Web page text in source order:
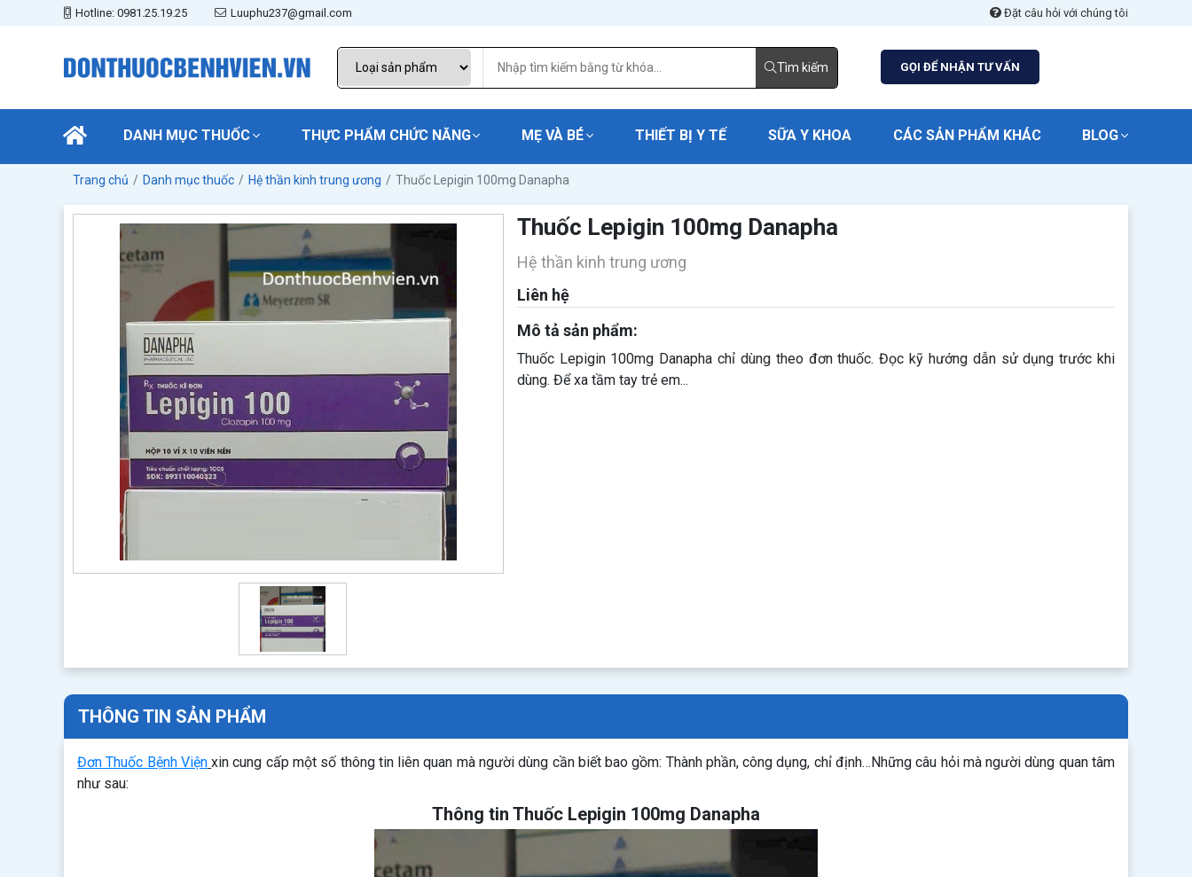
Hotline: 0981.25.19.25 Luuphu237@gmail.com Đặt câu hỏi với chúng tôi
Tìm kiếm GỌI ĐỂ NHẬN TƯ VẤN
DANH MỤC THUỐC THỰC PHẨM CHỨC NĂNG MẸ VÀ BÉ THIẾT BỊ Y TẾ SỮA Y KHOA CÁC SẢN PHẨM KHÁC BLOG
Trang chủ Danh mục thuốc Hệ thần kinh trung ương Thuốc Lepigin 100mg Danapha
Thuốc Lepigin 100mg Danapha
Hệ thần kinh trung ương
Liên hệ
Mô tả sản phẩm:
Thuốc Lepigin 100mg Danapha chỉ dùng theo đơn thuốc. Đọc kỹ hướng dẫn sử dụng trước khi
dùng. Để xa tầm tay trẻ em...
THÔNG TIN SẢN PHẨM
Đơn Thuốc Bệnh Viện xin cung cấp một số thông tin liên quan mà người dùng cần biết bao gồm: Thành phần, công dụng, chỉ định…Những câu hỏi mà người dùng quan tâm
như sau:
Thông tin Thuốc Lepigin 100mg Danapha